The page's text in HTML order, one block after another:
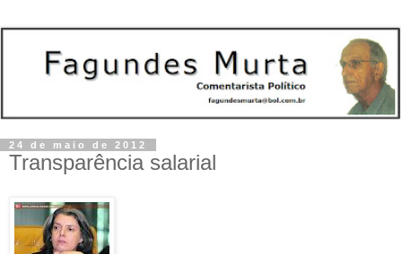
24 de maio de 2012
Transparência salarial